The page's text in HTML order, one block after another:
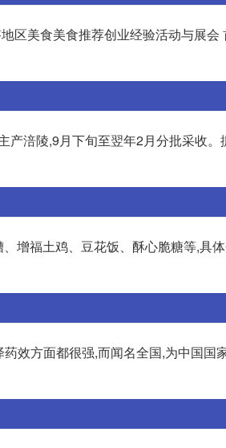
区美食美食推荐创业经验活动与展会
涪陵,9月下旬至翌年2月分批采收。
增福土鸡、豆花饭、酥心脆糖等,具体
效方面都很强,而闻名全国,为中国国